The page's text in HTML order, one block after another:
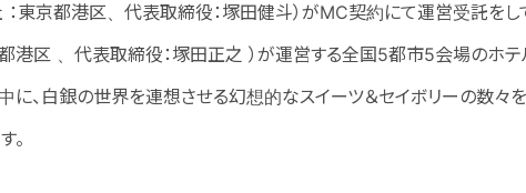
東京都港区、代表取締役：塚田健斗）がMC契約にて運営受託をして
港区 、代表取締役：塚田正之 ）が運営する全国5都市5会場のホ
に、白銀の世界を連想させる幻想的なスイーツ＆セイボリーの数々
。